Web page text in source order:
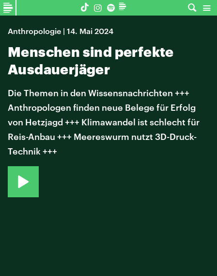
Anthropologie | 14. Mai 2024
Menschen sind perfekte
Ausdauerjäger
Die Themen in den Wissensnachrichten +++
Anthropologen finden neue Belege für Erfolg
von Hetzjagd +++ Klimawandel ist schlecht für
Reis-Anbau +++ Meereswurm nutzt 3D-Druck-
Technik +++